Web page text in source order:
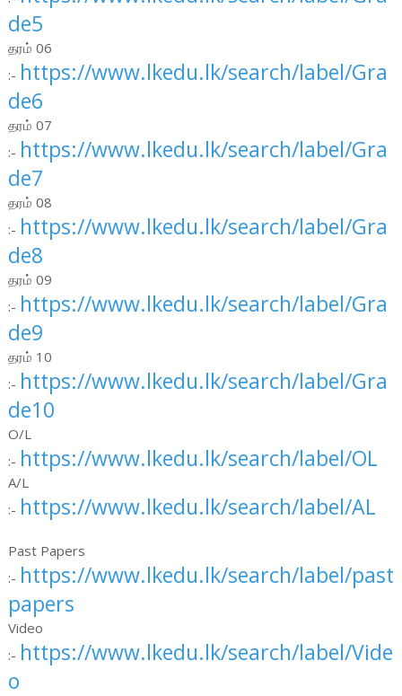
de5
தரம் 06
:- https://www.lkedu.lk/search/label/Gra
de6
தரம் 07
:- https://www.lkedu.lk/search/label/Gra
de7
தரம் 08
:- https://www.lkedu.lk/search/label/Gra
de8
தரம் 09
:- https://www.lkedu.lk/search/label/Gra
de9
தரம் 10
:- https://www.lkedu.lk/search/label/Gra
de10
O/L
:- https://www.lkedu.lk/search/label/OL
A/L
:- https://www.lkedu.lk/search/label/AL
Past Papers
:- https://www.lkedu.lk/search/label/past
papers
Video
:- https://www.lkedu.lk/search/label/Vide
o